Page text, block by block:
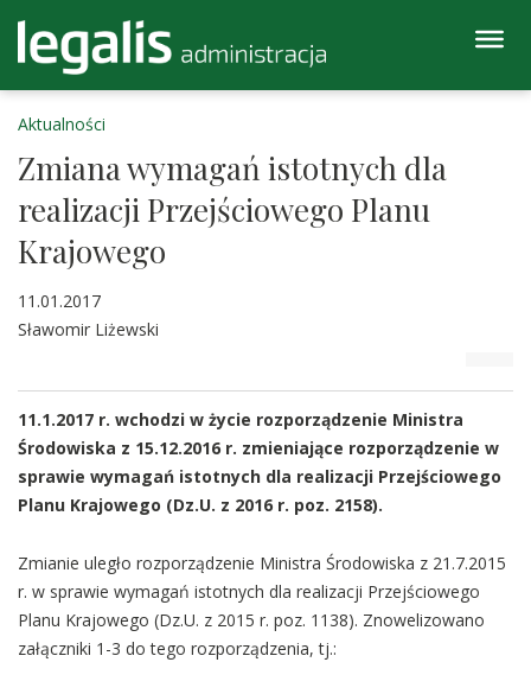
Aktualności
Zmiana wymagań istotnych dla
realizacji Przejściowego Planu
Krajowego
11.01.2017
Sławomir Liżewski
11.1.2017 r. wchodzi w życie rozporządzenie Ministra
Środowiska z 15.12.2016 r. zmieniające rozporządzenie w
sprawie wymagań istotnych dla realizacji Przejściowego
Planu Krajowego (Dz.U. z 2016 r. poz. 2158).
Zmianie uległo rozporządzenie Ministra Środowiska z 21.7.2015
r. w sprawie wymagań istotnych dla realizacji Przejściowego
Planu Krajowego (Dz.U. z 2015 r. poz. 1138). Znowelizowano
załączniki 1-3 do tego rozporządzenia, tj.: